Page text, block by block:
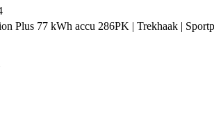
Plus 77 kWh accu 286PK | Trekhaak |